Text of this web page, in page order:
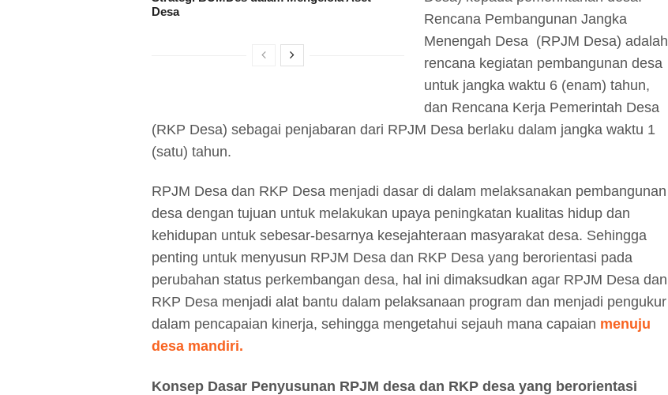
Desa
Rencana Pembangunan Jangka
Menengah Desa (RPJM Desa) adalah
rencana kegiatan pembangunan desa
untuk jangka waktu 6 (enam) tahun,
dan Rencana Kerja Pemerintah Desa
(RKP Desa) sebagai penjabaran dari RPJM Desa berlaku dalam jangka waktu 1
(satu) tahun.
RPJM Desa dan RKP Desa menjadi dasar di dalam melaksanakan pembangunan
desa dengan tujuan untuk melakukan upaya peningkatan kualitas hidup dan
kehidupan untuk sebesar-besarnya kesejahteraan masyarakat desa. Sehingga
penting untuk menyusun RPJM Desa dan RKP Desa yang berorientasi pada
perubahan status perkembangan desa, hal ini dimaksudkan agar RPJM Desa dan
RKP Desa menjadi alat bantu dalam pelaksanaan program dan menjadi pengukur
dalam pencapaian kinerja, sehingga mengetahui sejauh mana capaian menuju
desa mandiri.
Konsep Dasar Penyusunan RPJM desa dan RKP desa yang berorientasi